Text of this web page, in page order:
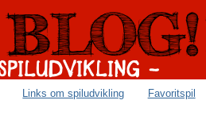
Links om spiludvikling Favoritspil